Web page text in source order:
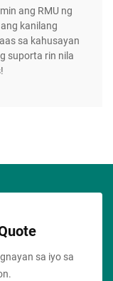
ang RMU ng
kanilang
sa kahusayan
suporta rin nila
sa iyo sa